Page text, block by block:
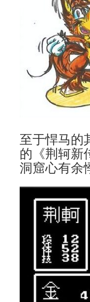
至于悍马的
的《荆轲新
洞窟心有余